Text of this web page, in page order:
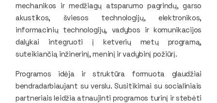
mechanikos ir medžiagų atsparumo pagrindų, garso
akustikos, šviesos technologijų, elektronikos,
informacinių technologijų, vadybos ir komunikacijos
dalykai integruoti į ketverių metų programą,
suteikiančią inžinerinį, meninį ir vadybinį požiūrį.
Programos idėja ir struktūra formuota glaudžiai
bendradarbiaujant su verslu. Susitikimai su socialiniais
partneriais leidžia atnaujinti programos turinį ir stebėti